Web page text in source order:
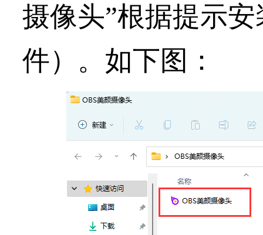
摄像头”根据提示安
件） 。如下图：